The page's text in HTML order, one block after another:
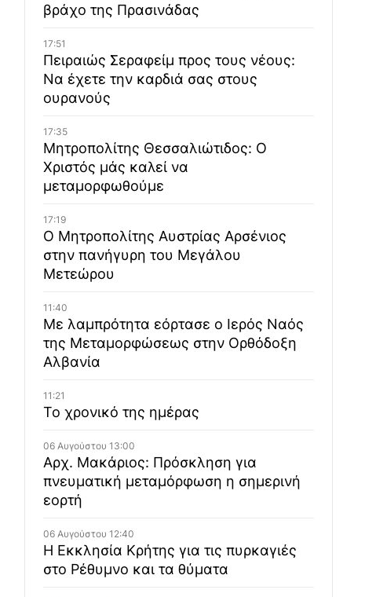
βράχο της Πρασινάδας
17:51
Πειραιώς Σεραφείμ προς τους νέους:
Να έχετε την καρδιά σας στους
ουρανούς
17:35
Μητροπολίτης Θεσσαλιώτιδος: Ο
Χριστός μάς καλεί να
μεταμορφωθούμε
17:19
Ο Μητροπολίτης Αυστρίας Αρσένιος
στην πανήγυρη του Μεγάλου
Μετεώρου
11:40
Με λαμπρότητα εόρτασε ο Ιερός Ναός
της Μεταμορφώσεως στην Ορθόδοξη
Αλβανία
11:21
Το χρονικό της ημέρας
06 Αυγούστου 13:00
Αρχ. Μακάριος: Πρόσκληση για
πνευματική μεταμόρφωση η σημερινή
εορτή
06 Αυγούστου 12:40
Η Εκκλησία Κρήτης για τις πυρκαγιές
στο Ρέθυμνο και τα θύματα